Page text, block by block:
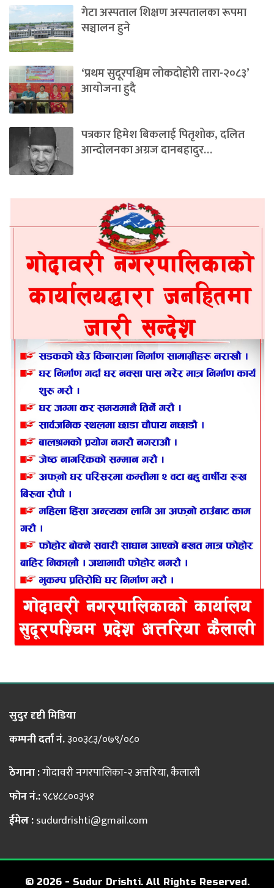
गेटा अस्पताल शिक्षण अस्पतालका रूपमा
सञ्चालन हुने
‘प्रथम सुदूरपश्चिम लोकदोहोरी तारा-२०८३’
आयोजना हुदै
पत्रकार हिमेश बिकलाई पितृशोक, दलित
आन्दोलनका अग्रज दानबहादुर…
सुदुर दृष्टी मिडिया
कम्पनी दर्ता नं.३००३८३/०७९/०८०
ठेगाना :गोदावरी नगरपालिका-२ अत्तरिया, कैलाली
फोन नं.:९८४८८००३५१
ईमेल :sudurdrishti@gmail.com
© 2026 - Sudur Drishti. All Rights Reserved.